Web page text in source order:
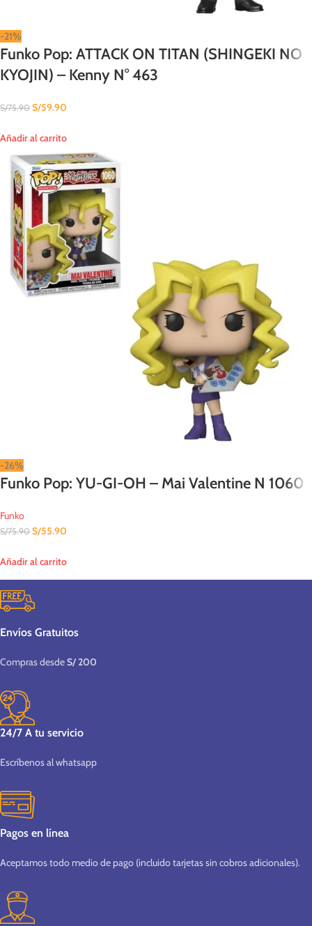
-21%
Funko Pop: ATTACK ON TITAN (SHINGEKI NO
KYOJIN) – Kenny N° 463
S/75.90 S/59.90
Añadir al carrito
-26%
Funko Pop: YU-GI-OH – Mai Valentine N 1060
Funko
S/75.90 S/55.90
Añadir al carrito
Envíos Gratuitos
Compras desdeS/ 200
24/7 A tu servicio
Escríbenos al whatsapp
Pagos en línea
Aceptamos todo medio de pago (incluido tarjetas sin cobros adicionales).